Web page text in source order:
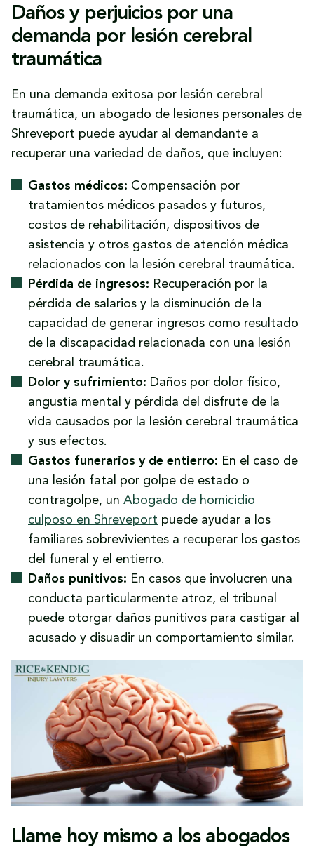
los cinco elementos clave que establecen:
Deber de cuidado:
el deber de diligencia con el demandante
de actuar de manera razonable y evitar un
daño previsible.
Incumplimiento del deber:
El demandado
incumplió este deber por acciones u
Causalidad:El incumplimiento del deber
por parte del demandado causó
directamente la lesión cerebral traumática
del demandante.
Alcance del deberes si la conducta
deficiente del demandado fue la causa
legal de las lesiones del demandante.
Daños:El demandante sufrió daños reales,
como gastos médicos, pérdida de ingresos,
dolor y sufrimiento y otras pérdidas como
resultado de la lesión cerebral traumática.
Daños y perjuicios por una
demanda por lesión cerebral
traumática
En una demanda exitosa por lesión cerebral
traumática, un abogado de lesiones personales de
Shreveport puede ayudar al demandante a
recuperar una variedad de daños, que incluyen:
Gastos médicos: Compensación por
tratamientos médicos pasados y futuros,
costos de rehabilitación, dispositivos de
asistencia y otros gastos de atención médica
relacionados con la lesión cerebral traumática.
Pérdida de ingresos: Recuperación por la
pérdida de salarios y la disminución de la
capacidad de generar ingresos como resultado
de la discapacidad relacionada con una lesión
cerebral traumática.
Dolor y sufrimiento: Daños por dolor físico,
angustia mental y pérdida del disfrute de la
vida causados por la lesión cerebral traumática
y sus efectos.
Gastos funerarios y de entierro: En el caso de
una lesión fatal por golpe de estado o
contragolpe, un Abogado de homicidio
culposo en Shreveport puede ayudar a los
familiares sobrevivientes a recuperar los gastos
del funeral y el entierro.
Daños punitivos: En casos que involucren una
conducta particularmente atroz, el tribunal
puede otorgar daños punitivos para castigar al
acusado y disuadir un comportamiento similar.
Llame hoy mismo a los abogados